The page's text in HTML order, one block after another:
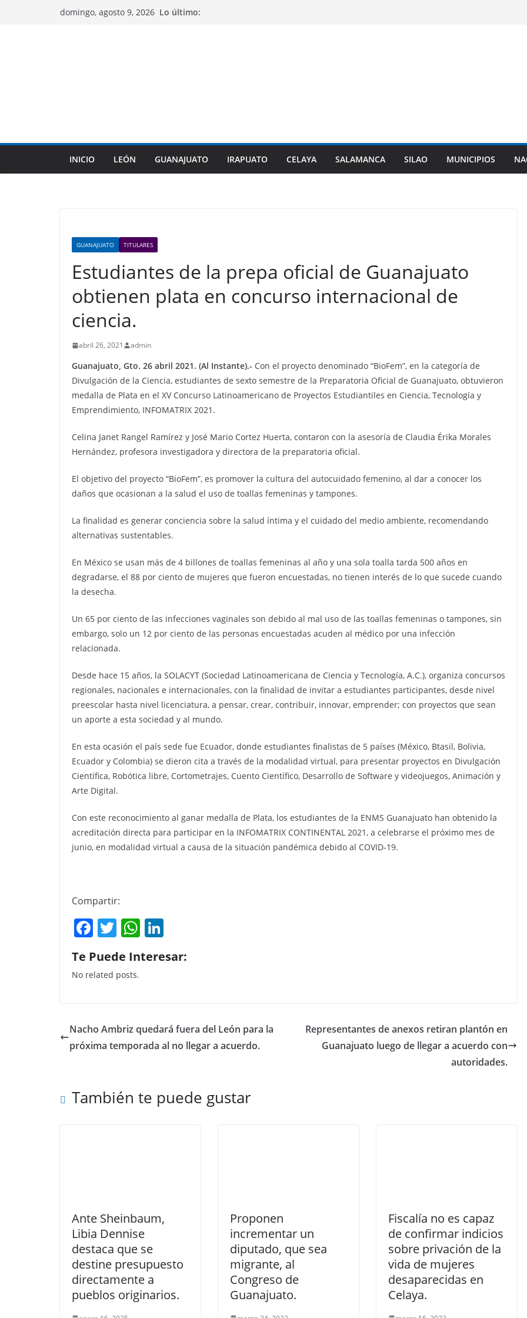
domingo, agosto 9, 2026 Lo último:
INICIO LEÓN GUANAJUATO IRAPUATO CELAYA SALAMANCA SILAO MUNICIPIOS
GUANAJUATO TITULARES
Estudiantes de la prepa oficial de Guanajuato
obtienen plata en concurso internacional de
ciencia.
abril 26, 2021 admin
Guanajuato, Gto. 26 abril 2021. (Al Instante).- Con el proyecto denominado “BioFem”, en la categoría de
Divulgación de la Ciencia, estudiantes de sexto semestre de la Preparatoria Oficial de Guanajuato, obtuvieron
medalla de Plata en el XV Concurso Latinoamericano de Proyectos Estudiantiles en Ciencia, Tecnología y
Emprendimiento, INFOMATRIX 2021.
Celina Janet Rangel Ramírez y José Mario Cortez Huerta, contaron con la asesoría de Claudia Érika Morales
Hernández, profesora investigadora y directora de la preparatoria oficial.
El objetivo del proyecto “BioFem”, es promover la cultura del autocuidado femenino, al dar a conocer los
daños que ocasionan a la salud el uso de toallas femeninas y tampones.
La finalidad es generar conciencia sobre la salud íntima y el cuidado del medio ambiente, recomendando
alternativas sustentables.
En México se usan más de 4 billones de toallas femeninas al año y una sola toalla tarda 500 años en
degradarse, el 88 por ciento de mujeres que fueron encuestadas, no tienen interés de lo que sucede cuando
la desecha.
Un 65 por ciento de las infecciones vaginales son debido al mal uso de las toallas femeninas o tampones, sin
embargo, solo un 12 por ciento de las personas encuestadas acuden al médico por una infección
relacionada.
Desde hace 15 años, la SOLACYT (Sociedad Latinoamericana de Ciencia y Tecnología, A.C.), organiza concursos
regionales, nacionales e internacionales, con la finalidad de invitar a estudiantes participantes, desde nivel
preescolar hasta nivel licenciatura, a pensar, crear, contribuir, innovar, emprender; con proyectos que sean
un aporte a esta sociedad y al mundo.
En esta ocasión el país sede fue Ecuador, donde estudiantes finalistas de 5 países (México, Btasil, Bolivia,
Ecuador y Colombia) se dieron cita a través de la modalidad virtual, para presentar proyectos en Divulgación
Científica, Robótica libre, Cortometrajes, Cuento Científico, Desarrollo de Software y videojuegos, Animación y
Arte Digital.
Con este reconocimiento al ganar medalla de Plata, los estudiantes de la ENMS Guanajuato han obtenido la
acreditación directa para participar en la INFOMATRIX CONTINENTAL 2021, a celebrarse el próximo mes de
junio, en modalidad virtual a causa de la situación pandémica debido al COVID-19.
Compartir:
F
a
c
e
o
o
T
w
itt
er
W
h
at
p
p
k
n
Te Puede Interesar:
No related posts.
Nacho Ambriz quedará fuera del León para la
próxima temporada al no llegar a acuerdo.
Representantes de anexos retiran plantón en
Guanajuato luego de llegar a acuerdo con
autoridades.
También te puede gustar
Ante Sheinbaum,
Libia Dennise
destaca que se
destine presupuesto
directamente a
pueblos originarios.
Proponen
incrementar un
diputado, que sea
migrante, al
Congreso de
Guanajuato.
Fiscalía no es capaz
de confirmar indicios
sobre privación de la
vida de mujeres
desaparecidas en
Celaya.